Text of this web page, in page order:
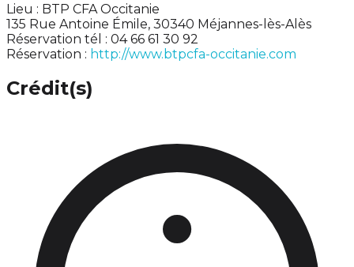
Lieu : BTP CFA Occitanie
135 Rue Antoine Émile, 30340 Méjannes-lès-Alès
Réservation tél : 04 66 61 30 92
Réservation : http://www.btpcfa-occitanie.com
Crédit(s)